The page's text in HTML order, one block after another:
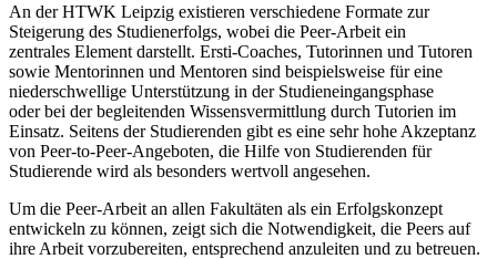
An der HTWK Leipzig existieren verschiedene Formate zur
Steigerung des Studienerfolgs, wobei die Peer-Arbeit ein
zentrales Element darstellt. Ersti-Coaches, Tutorinnen und Tutoren
sowie Mentorinnen und Mentoren sind beispielsweise für eine
niederschwellige Unterstützung in der Studieneingangsphase
oder bei der begleitenden Wissensvermittlung durch Tutorien im
Einsatz. Seitens der Studierenden gibt es eine sehr hohe Akzeptanz
von Peer-to-Peer-Angeboten, die Hilfe von Studierenden für
Studierende wird als besonders wertvoll angesehen.
Um die Peer-Arbeit an allen Fakultäten als ein Erfolgskonzept
entwickeln zu können, zeigt sich die Notwendigkeit, die Peers auf
ihre Arbeit vorzubereiten, entsprechend anzuleiten und zu betreuen.